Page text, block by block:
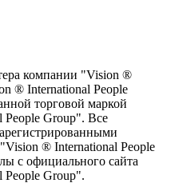
компании "Vision ®
® International People
торговой маркой
Group". Все
® International People
с официального сайта
Group".